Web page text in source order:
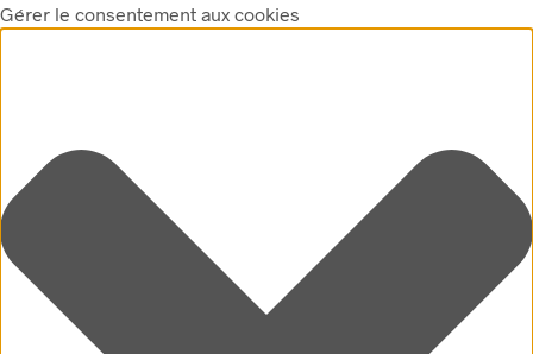
Gérer le consentement aux cookies